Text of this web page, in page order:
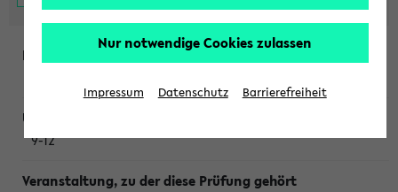
9-12
Nur notwendige Cookies zulassen
Impressum Datenschutz Barrierefreiheit